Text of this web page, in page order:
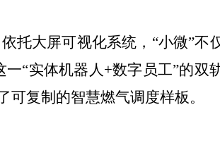
托大屏可视化系统，“小微”
“实体机器人+数字员工”的双
可复制的智慧燃气调度样板。